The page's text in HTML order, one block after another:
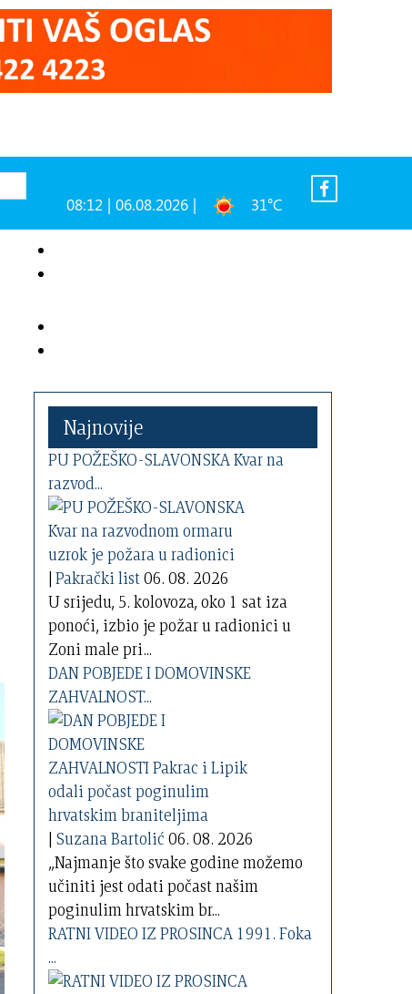
08:12 | 06.08.2026 | 31°C
Najnovije
PU POŽEŠKO-SLAVONSKA Kvar na
razvod...
|Pakrački list06. 08. 2026
U srijedu, 5. kolovoza, oko 1 sat iza
ponoći, izbio je požar u radionici u
Zoni male pri...
DAN POBJEDE I DOMOVINSKE
ZAHVALNOST...
| Suzana Bartolić 06. 08. 2026
„Najmanje što svake godine možemo
učiniti jest odati počast našim
poginulim hrvatskim br...
RATNI VIDEO IZ PROSINCA 1991. Foka
...